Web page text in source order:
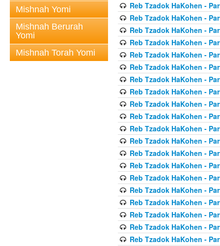
Mishnah Yomi
Mishnah Berurah
Yomi
Mishnah Torah Yomi
Reb Tzadok HaKohen -
Reb Tzadok HaKohen -
Reb Tzadok HaKohen -
Reb Tzadok HaKohen -
Reb Tzadok HaKohen -
Reb Tzadok HaKohen -
Reb Tzadok HaKohen -
Reb Tzadok HaKohen -
Reb Tzadok HaKohen -
Reb Tzadok HaKohen -
Reb Tzadok HaKohen -
Reb Tzadok HaKohen -
Reb Tzadok HaKohen -
Reb Tzadok HaKohen -
Reb Tzadok HaKohen -
Reb Tzadok HaKohen -
Reb Tzadok HaKohen -
Reb Tzadok HaKohen -
Reb Tzadok HaKohen -
Reb Tzadok HaKohen -